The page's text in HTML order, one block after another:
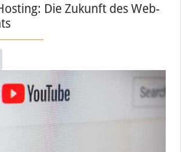
Die Zukunft des Web-